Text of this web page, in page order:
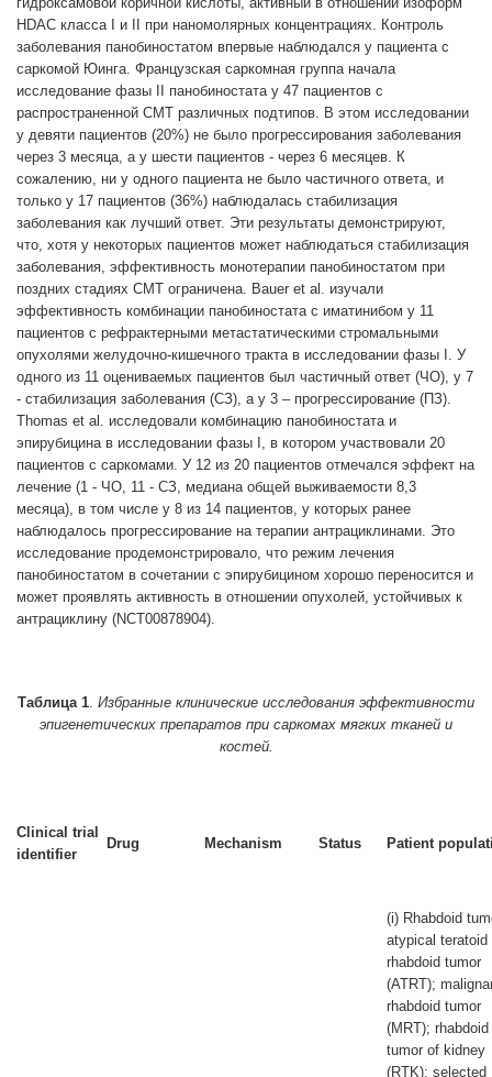
HDAC класса I и II при наномолярных концентрациях. Контроль
заболевания панобиностатом впервые наблюдался у пациента с
саркомой Юинга. Французская саркомная группа начала
исследование фазы II панобиностата у 47 пациентов с
распространенной СМТ различных подтипов. В этом исследовании
у девяти пациентов (20%) не было прогрессирования заболевания
через 3 месяца, а у шести пациентов - через 6 месяцев. К
сожалению, ни у одного пациента не было частичного ответа, и
только у 17 пациентов (36%) наблюдалась стабилизация
заболевания как лучший ответ. Эти результаты демонстрируют,
что, хотя у некоторых пациентов может наблюдаться стабилизация
заболевания, эффективность монотерапии панобиностатом при
поздних стадиях СМТ ограничена. Bauer et al. изучали
эффективность комбинации панобиностата с иматинибом у 11
пациентов с рефрактерными метастатическими стромальными
опухолями желудочно-кишечного тракта в исследовании фазы I. У
одного из 11 оцениваемых пациентов был частичный ответ (ЧО), у 7
- стабилизация заболевания (СЗ), а у 3 – прогрессирование (ПЗ).
Thomas et al. исследовали комбинацию панобиностата и
эпирубицина в исследовании фазы I, в котором участвовали 20
пациентов с саркомами. У 12 из 20 пациентов отмечался эффект на
лечение (1 - ЧО, 11 - СЗ, медиана общей выживаемости 8,3
месяца), в том числе у 8 из 14 пациентов, у которых ранее
наблюдалось прогрессирование на терапии антрациклинами. Это
исследование продемонстрировало, что режим лечения
панобиностатом в сочетании с эпирубицином хорошо переносится и
может проявлять активность в отношении опухолей, устойчивых к
антрациклину (NCT00878904).
Таблица 1. Избранные клинические исследования эффективности
эпигенетических препаратов при саркомах мягких тканей и
костей.
Clinical trial
identifier
Drug Mechanism Status Patient
(i) Rhabdoid
atypical teratoid
rhabdoid tumor
(ATRT);
rhabdoid tumor
(MRT); rhabdoid
tumor of kidney
(RTK); selected